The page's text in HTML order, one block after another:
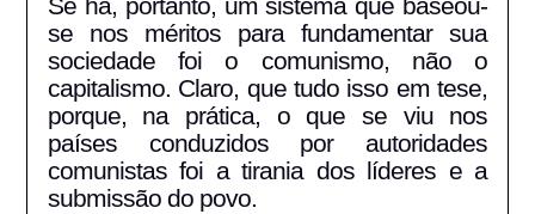
Se há, portanto, um sistema que baseou-
se nos méritos para fundamentar sua
sociedade foi o comunismo, não o
capitalismo. Claro, que tudo isso em tese,
porque, na prática, o que se viu nos
países conduzidos por autoridades
comunistas foi a tirania dos líderes e a
submissão do povo.